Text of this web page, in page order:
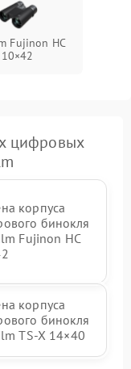
Fujinon HC
10×42
цифровых
корпуса
бинокля
Fujinon HC
корпуса
бинокля
TS‑X 14×40